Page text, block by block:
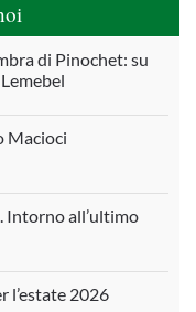
di Pinochet: su
Macioci
Intorno all’ultimo
l’estate 2026